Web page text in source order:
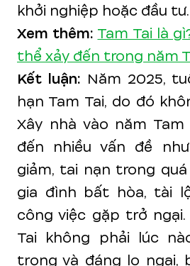
khởi nghiệp hoặc đầu tư.
Xem thêm: Tam Tai là
thể xảy đến trong năm
Kết luận: Năm 2025,
hạn Tam Tai, do đó
Xây nhà vào năm
đến nhiều vấn đề
giảm, tai nạn trong
gia đình bất hòa, tài
công việc gặp trở ngại.
Tai không phải lúc
trọng và đáng lo ngại,